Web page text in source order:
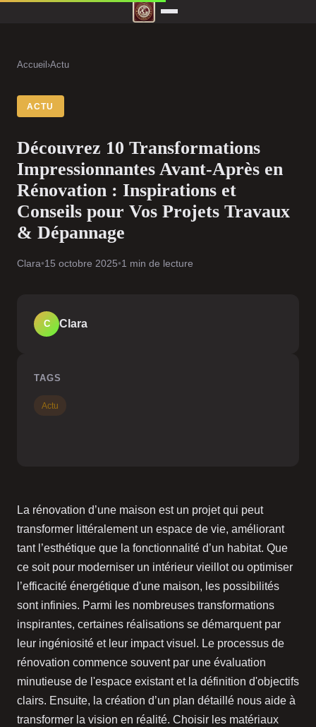
Accueil ›Actu
ACTU
Découvrez 10 Transformations
Impressionnantes Avant-Après en
Rénovation : Inspirations et
Conseils pour Vos Projets Travaux
& Dépannage
Clara•15 octobre 2025•1 min de lecture
La rénovation d’une maison est un projet qui peut
transformer littéralement un espace de vie, améliorant
tant l’esthétique que la fonctionnalité d’un habitat. Que
ce soit pour moderniser un intérieur vieillot ou optimiser
l’efficacité énergétique d'une maison, les possibilités
sont infinies. Parmi les nombreuses transformations
inspirantes, certaines réalisations se démarquent par
leur ingéniosité et leur impact visuel. Le processus de
rénovation commence souvent par une évaluation
minutieuse de l'espace existant et la définition d'objectifs
clairs. Ensuite, la création d’un plan détaillé nous aide à
transformer la vision en réalité. Choisir les matériaux
C Clara
TAGS
Actu